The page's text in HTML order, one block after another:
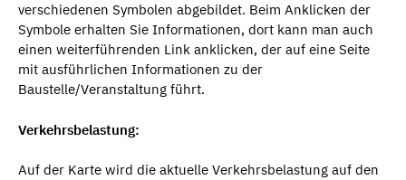
verschiedenen Symbolen abgebildet. Beim Anklicken der
Symbole erhalten Sie Informationen, dort kann man auch
einen weiterführenden Link anklicken, der auf eine Seite
mit ausführlichen Informationen zu der
Baustelle/Veranstaltung führt.
Verkehrsbelastung:
Auf der Karte wird die aktuelle Verkehrsbelastung auf den